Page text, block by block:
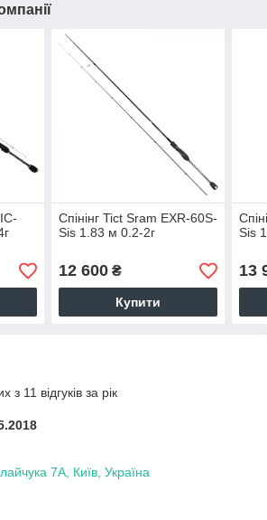
Спінінг Tict Sram EXR-60S-
Sis 1.83 м 0.2-2г
12 600₴
Купити
Sis
13
з 11 відгуків за рік
7А, Київ, Україна